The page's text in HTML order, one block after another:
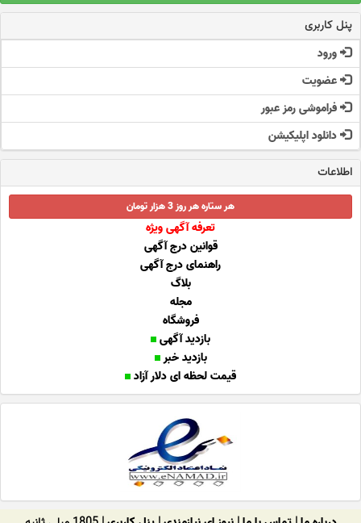
پنل کاربری
ورود
عضویت
فراموشی رمز عبور
دانلود اپلیکیشن
اطلاعات
هر ستاره هر روز 3 هزار تومان
تعرفه آگهی ویژه
قوانین درج آگهی
راهنمای درج آگهی
بلاگ
مجله
فروشگاه
بازدید آگهی
بازدید خبر
قیمت لحظه ای دلار آزاد